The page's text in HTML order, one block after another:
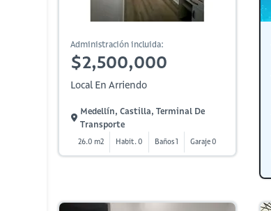
Administración incluida:
$2,500,000
Local En Arriendo
Medellín, Castilla, Terminal De
Transporte
26.0 m2 Habit. 0 Baños 1 Garaje 0